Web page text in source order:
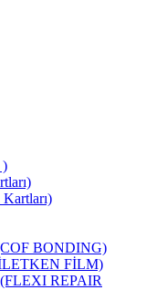
)
BONDING)
FİLM)
REPAIR